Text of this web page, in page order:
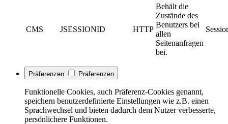
CMS JSESSIONID HTTP
Behält die
Zustände des
Benutzers bei
allen
Seitenanfragen
bei.
Präferenzen Präferenzen
Funktionelle Cookies, auch Präferenz-Cookies genannt,
speichern benutzerdefinierte Einstellungen wie z.B. einen
Sprachwechsel und bieten dadurch dem Nutzer verbesserte,
persönlichere Funktionen.